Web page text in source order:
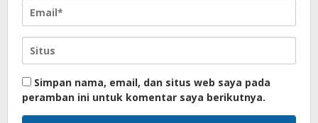
Simpan nama, email, dan situs web saya pada
peramban ini untuk komentar saya berikutnya.